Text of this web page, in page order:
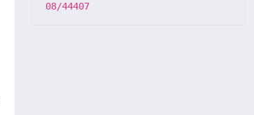
08/44407